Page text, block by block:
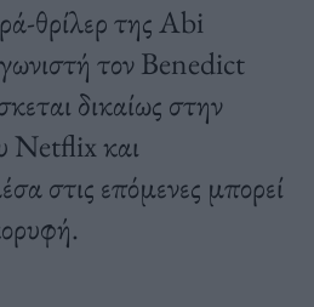
θρίλερ της Abi
τον Benedict
δικαίως στην
Netflix και
στις επόμενες μπορεί